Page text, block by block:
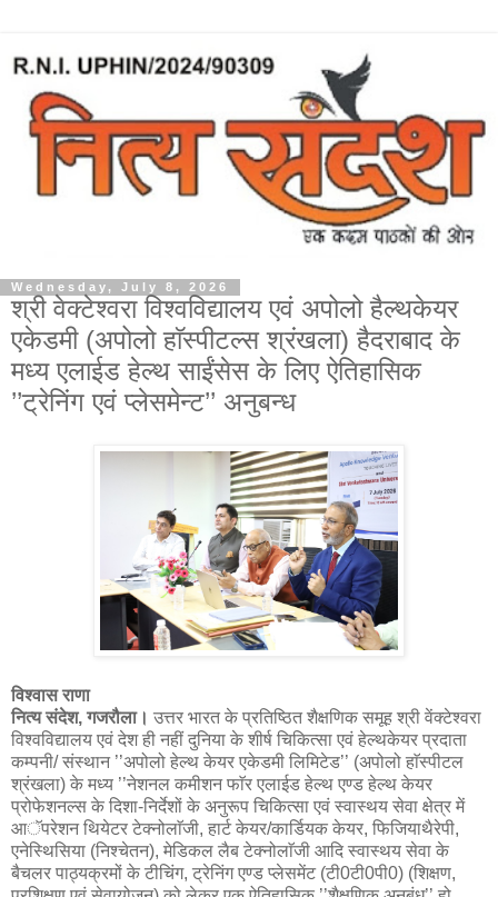
Wednesday, July 8, 2026
श्री वेक्टेश्वरा विश्वविद्यालय एवं अपोलो हैल्थकेयर
एकेडमी (अपोलो हाॅस्पीटल्स श्रंखला) हैदराबाद के
मध्य एलाईड हेल्थ साईंसेस के लिए ऐतिहासिक
’’ट्रेनिंग एवं प्लेसमेन्ट’’ अनुबन्ध
विश्वास राणा
नित्य संदेश, गजरौला। उत्तर भारत के प्रतिष्ठित शैक्षणिक समूह श्री वेंक्टेश्वरा
विश्वविद्यालय एवं देश ही नहीं दुनिया के शीर्ष चिकित्सा एवं हेल्थकेयर प्रदाता
कम्पनी/ संस्थान ’’अपोलो हेल्थ केयर एकेडमी लिमिटेड’’ (अपोलो हाॅस्पीटल
श्रंखला) के मध्य ’’नेशनल कमीशन फाॅर एलाईड हेल्थ एण्ड हेल्थ केयर
प्रोफेशनल्स के दिशा-निर्देशों के अनुरूप चिकित्सा एवं स्वास्थय सेवा क्षेत्र में
आॅपरेशन थियेटर टेक्नोलाॅजी, हार्ट केयर/कार्डियक केयर, फिजियाथैरेपी,
एनेस्थिसिया (निश्चेतन), मेडिकल लैब टेक्नोलाॅजी आदि स्वास्थय सेवा के
बैचलर पाठ्यक्रमों के टीचिंग, ट्रेनिंग एण्ड प्लेसमेंट (टी0टी0पी0) (शिक्षण,